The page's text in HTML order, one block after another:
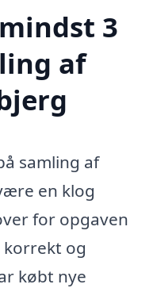
3
af
samling af
en klog
for opgaven
korrekt og
købt nye